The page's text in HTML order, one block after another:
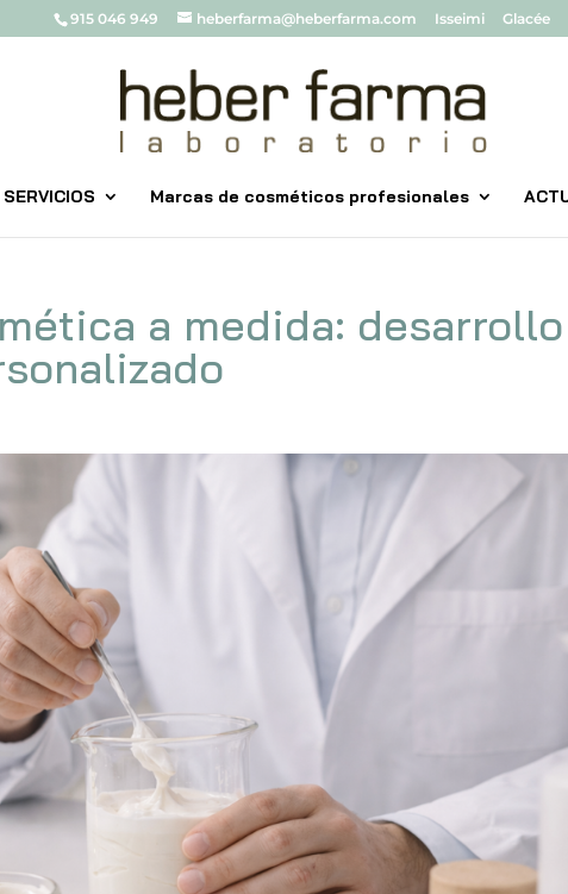
915 046 949 heberfarma@heberfarma.com Isseimi Glacée
SERVICIOS Marcas de cosméticos profesionales
a medida: desarrollo